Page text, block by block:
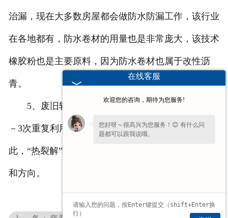
治漏，现在大多数房屋都会做防水防漏工作，该行业
在各地都有，防水卷材的用量也是非常庞大，该技术
橡胶粉也是主要原料，因为防水卷材也属于改性沥
青。
5、废旧轮胎的“热裂解”再利用，橡胶产品经过2
－3次重复利用后就不能再用于生产橡胶制品。因
此，“热裂解”技术是目前废轮胎循环利用的重要方法
和方向。
在线客服
欢迎您的咨询，期待为您服务!
您好呀～很高兴为您服务！😊 有什么问
题都可以跟我说哦。